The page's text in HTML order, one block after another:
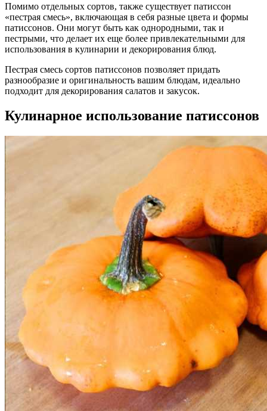
Помимо отдельных сортов, также существует патиссон
«пестрая смесь», включающая в себя разные цвета и формы
патиссонов. Они могут быть как однородными, так и
пестрыми, что делает их еще более привлекательными для
использования в кулинарии и декорирования блюд.
Пестрая смесь сортов патиссонов позволяет придать
разнообразие и оригинальность вашим блюдам, идеально
подходит для декорирования салатов и закусок.
Кулинарное использование патиссонов